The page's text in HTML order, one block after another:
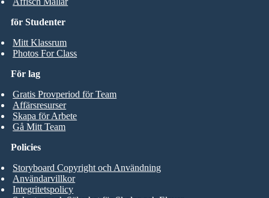
för Studenter
Mitt Klassrum
Photos For Class
För lag
Gratis Provperiod för Team
Affärsresurser
Skapa för Arbete
Gå Mitt Team
Policies
Storyboard Copyright och Användning
Användarvillkor
Integritetspolicy